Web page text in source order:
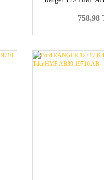
758,98